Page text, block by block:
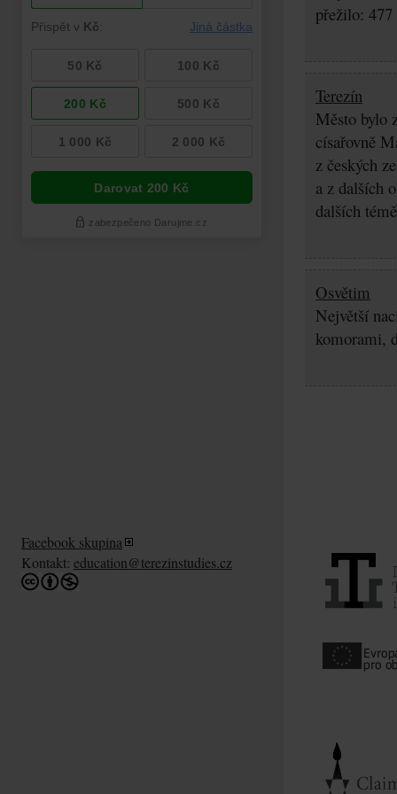
přežilo: 477
Terezín
Město bylo
císařovně
z českých
a z dalších
dalších
Osvětim
Největší
komorami,
Facebook skupina
Kontakt: education@terezinstudies.cz